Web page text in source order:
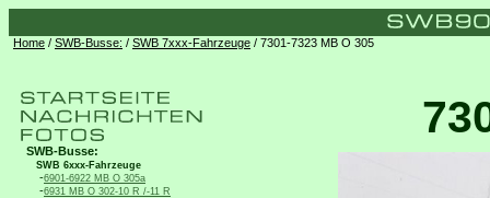
Home / SWB-Busse: / SWB 7xxx-Fahrzeuge / 7301-7323 MB O 305
SWB-Busse:
SWB 6xxx-Fahrzeuge
-6901-6922 MB O 305a
-6931 MB O 302-10 R /-11 R